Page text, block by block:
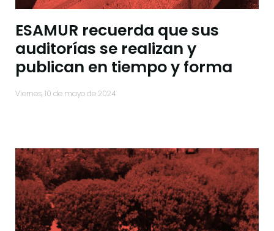
ESAMUR recuerda que sus
auditorías se realizan y
publican en tiempo y forma
viernes, 10 de mayo de 2024